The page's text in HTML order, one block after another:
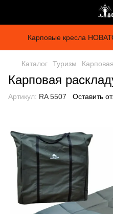
Карповые кресла
Каталог Туризм
Карповая
Артикул: RA 5507 Оставить